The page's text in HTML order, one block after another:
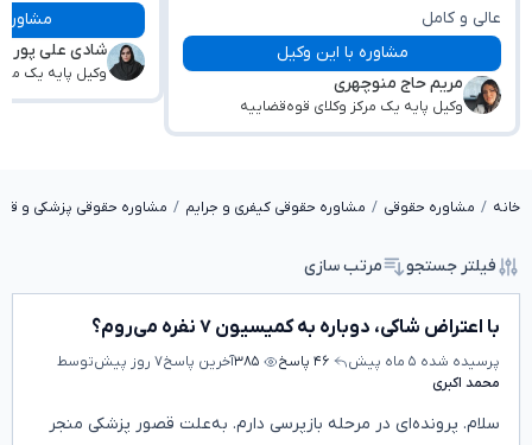
عالی و کامل
مشاوره با این وکیل
مریم حاج منوچهری
وکیل پایه یک مرکز وکلای قوه‌قضاییه
مشاوره با این
شادی علی پور
وکیل پایه یک
خانه مشاوره حقوقی مشاوره حقوقی کیفری و جرایم مشاوره حقوقی پزشکی و
فیلتر جستجو مرتب سازی
با اعتراض شاکی، دوباره به کمیسیون ۷ نفره می‌روم؟
پرسیده شده ۵ ماه پیش ۴۶ پاسخ ۳۸۵آخرین پاسخ۷ روز پیش
توسط
محمد اکبری
سلام. پرونده‌ای در مرحله بازپرسی دارم. به‌علت قصور پزشکی منجر